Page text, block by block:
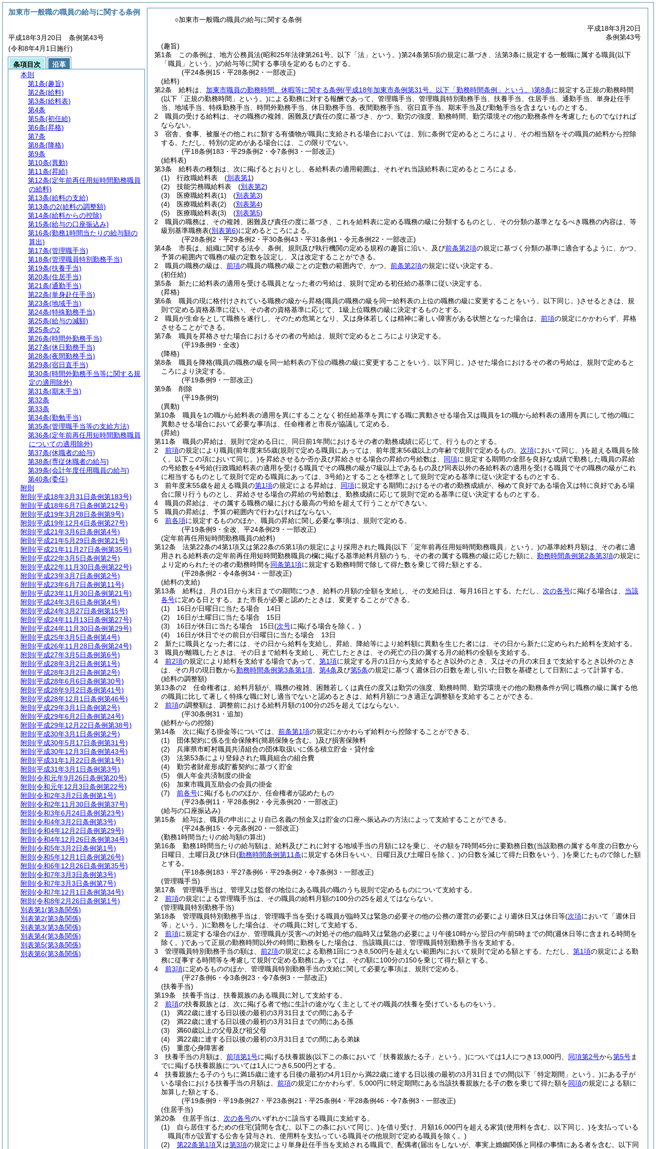
○加東市一般職の職員の給与に関する条例
平成18年3月20日
条例第43号
(趣旨)
第1条
この条例は、地方公務員法(昭和25年法律第261号。以下「法」という。)第24条第5項の規定に基づき、法第3条に規定する一般職に属する職員(以下
「職員」という。)の給与等に関する事項を定めるものとする。
(平24条例15・平28条例2・一部改正)
(給料)
第2条
給料は、 加東市職員の勤務時間、休暇等に関する条例(平成18年加東市条例第31号。以下「勤務時間条例」という。)第8条に規定する正規の勤務時間
(以下「正規の勤務時間」という。)による勤務に対する報酬であって、管理職手当、管理職員特別勤務手当、扶養手当、住居手当、通勤手当、単身赴任手
当、地域手当、特殊勤務手当、時間外勤務手当、休日勤務手当、夜間勤務手当、宿日直手当、期末手当及び勤勉手当を含まないものとする。
2
職員の受ける給料は、その職務の複雑、困難及び責任の度に基づき、かつ、勤労の強度、勤務時間、勤労環境その他の勤務条件を考慮したものでなければ
ならない。
3
宿舎、食事、被服その他これに類する有価物が職員に支給される場合においては、別に条例で定めるところにより、その相当額をその職員の給料から控除
する。 ただし、特別の定めがある場合には、この限りでない。
(平18条例183・平29条例2・令7条例3・一部改正)
(給料表)
第3条
給料表の種類は、次に掲げるとおりとし、各給料表の適用範囲は、それぞれ当該給料表に定めるところによる。
(1)
行政職給料表 (別表第1)
(2)
技能労務職給料表 (別表第2)
(3)
医療職給料表(1) (別表第3)
(4)
医療職給料表(2) (別表第4)
(5)
医療職給料表(3) (別表第5)
2
職員の職務は、その複雑、困難及び責任の度に基づき、これを給料表に定める職務の級に分類するものとし、その分類の基準となるべき職務の内容は、等
級別基準職務表(別表第6)に定めるところによる。
(平28条例2・平29条例2・平30条例43・平31条例1・令元条例22・一部改正)
第4条
市長は、組織に関する法令、条例、規則及び執行機関の定める規程の趣旨に沿い、及び前条第2項の規定に基づく分類の基準に適合するように、かつ、
予算の範囲内で職務の級の定数を設定し、又は改定することができる。
2
職員の職務の級は、 前項の職員の職務の級ごとの定数の範囲内で、かつ、 前条第2項の規定に従い決定する。
(初任給)
第5条
新たに給料表の適用を受ける職員となった者の号給は、規則で定める初任給の基準に従い決定する。
(昇格)
第6条
職員の現に格付けされている職務の級から昇格(職員の職務の級を同一給料表の上位の職務の級に変更することをいう。以下同じ。)させるときは、規
則で定める資格基準に従い、その者の資格基準に応じて、1級上位職務の級に決定するものとする。
2
職員が生命をとして職務を遂行し、そのため危篤となり、又は身体若しくは精神に著しい障害がある状態となった場合は、 前項の規定にかかわらず、昇格
させることができる。
第7条
職員を昇格させた場合におけるその者の号給は、規則で定めるところにより決定する。
(平19条例9・全改)
(降格)
第8条
職員を降格(職員の職務の級を同一給料表の下位の職務の級に変更することをいう。以下同じ。)させた場合におけるその者の号給は、規則で定めると
ころにより決定する。
(平19条例9・一部改正)
第9条
削除
(平19条例9)
(異動)
第10条
職員を1の職から給料表の適用を異にすることなく初任給基準を異にする職に異動させる場合又は職員を1の職から給料表の適用を異にして他の職に
異動させる場合において必要な事項は、任命権者と市長が協議して定める。
(昇給)
第11条
職員の昇給は、規則で定める日に、同日前1年間におけるその者の勤務成績に応じて、行うものとする。
2
前項の規定により職員(前年度末55歳(規則で定める職員にあっては、前年度末56歳以上の年齢で規則で定めるもの。 次項において同じ。)を超える職員を除
く。以下この項において同じ。)を昇給させるか否か及び昇給させる場合の昇給の号給数は、 同項に規定する期間の全部を良好な成績で勤務した職員の昇給
の号給数を4号給(行政職給料表の適用を受ける職員でその職務の級が7級以上であるもの及び同表以外の各給料表の適用を受ける職員でその職務の級がこれ
に相当するものとして規則で定める職員にあっては、3号給)とすることを標準として規則で定める基準に従い決定するものとする。
3
前年度末55歳を超える職員の第1項の規定による昇給は、 同項に規定する期間におけるその者の勤務成績が、極めて良好である場合又は特に良好である場
合に限り行うものとし、昇給させる場合の昇給の号給数は、勤務成績に応じて規則で定める基準に従い決定するものとする。
4
職員の昇給は、その属する職務の級における最高の号給を超えて行うことができない。
5
職員の昇給は、予算の範囲内で行わなければならない。
6
前各項に規定するもののほか、職員の昇給に関し必要な事項は、規則で定める。
(平19条例9・全改、平24条例29・一部改正)
(定年前再任用短時間勤務職員の給料)
第12条
法第22条の4第1項又は第22条の5第1項の規定により採用された職員(以下「定年前再任用短時間勤務職員」という。)の基準給料月額は、その者に適
用される給料表の定年前再任用短時間勤務職員の欄に掲げる基準給料月額のうち、その者の属する職務の級に応じた額に、 勤務時間条例第2条第3項の規定に
より定められたその者の勤務時間を同条第1項に規定する勤務時間で除して得た数を乗じて得た額とする。
(平28条例2・令4条例34・一部改正)
(給料の支給)
第13条
給料は、月の1日から末日までの期間につき、給料の月額の全額を支給し、その支給日は、毎月16日とする。 ただし、 次の各号に掲げる場合は、 当該
各号に定める日とする。
また市長が必要と認めたときは、変更することができる。
(1)
16日が日曜日に当たる場合 14日
(2)
16日が土曜日に当たる場合 15日
(3)
16日が休日に当たる場合 15日(次号に掲げる場合を除く。)
(4)
16日が休日でその前日が日曜日に当たる場合 13日
2
新たに職員となった者には、その日から給料を支給し、昇給、降給等により給料額に異動を生じた者には、その日から新たに定められた給料を支給する。
3
職員が離職したときは、その日まで給料を支給し、死亡したときは、その死亡の日の属する月の給料の全額を支給する。
4
前2項の規定により給料を支給する場合であって、 第1項に規定する月の1日から支給するとき以外のとき、又はその月の末日まで支給するとき以外のとき
は、その月の現日数から勤務時間条例第3条第1項 第4条及び第5条の規定に基づく週休日の日数を差し引いた日数を基礎として日割によって計算する。
(給料の調整額)
第13条の2
任命権者は、給料月額が、職務の複雑、困難若しくは責任の度又は勤労の強度、勤務時間、勤労環境その他の勤務条件が同じ職務の級に属する他
の職員に比して著しく特殊な職に対し適当でないと認めるときは、給料月額につき適正な調整額を支給することができる。
2
前項の調整額は、調整前における給料月額の100分の25を超えてはならない。
(平30条例31・追加)
(給料からの控除)
第14条
次に掲げる掛金等については、 前条第1項の規定にかかわらず給料から控除することができる。
(1)
団体契約に係る生命保険料(簡易保険を含む。)及び損害保険料
(2)
兵庫県市町村職員共済組合の団体取扱いに係る積立貯金・貸付金
(3)
法第53条により登録された職員組合の組合費
(4)
勤労者財産形成貯蓄契約に基づく貯金
(5)
個人年金共済制度の掛金
(6)
加東市職員互助会の会員の掛金
(7)
前各号に掲げるもののほか、任命権者が認めたもの
(平23条例11・平28条例2・令元条例20・一部改正)
(給与の口座振込み)
第15条
給与は、職員の申出により自己名義の預金又は貯金の口座へ振込みの方法によって支給することができる。
(平24条例15・令元条例20・一部改正)
(勤務1時間当たりの給与額の算出)
第16条
勤務1時間当たりの給与額は、給料及びこれに対する地域手当の月額に12を乗じ、その額を7時間45分に要勤務日数(当該勤務の属する年度の日数から
日曜日、土曜日及び休日(勤務時間条例第11条に規定する休日をいい、日曜日及び土曜日を除く。)の日数を減じて得た日数をいう。)を乗じたもので除した額
とする。
(平18条例183・平27条例6・平29条例2・令7条例3・一部改正)
(管理職手当)
第17条
管理職手当は、管理又は監督の地位にある職員の職のうち規則で定めるものについて支給する。
2
前項の規定による管理職手当は、その職員の給料月額の100分の25を超えてはならない。
(管理職員特別勤務手当)
第18条
管理職員特別勤務手当は、管理職手当を受ける職員が臨時又は緊急の必要その他の公務の運営の必要により週休日又は休日等(次項において「週休日
等」という。)に勤務をした場合は、その職員に対して支給する。
2
前項に規定する場合のほか、管理職員が災害への対処その他の臨時又は緊急の必要により午後10時から翌日の午前5時までの間(週休日等に含まれる時間を
除く。)であって正規の勤務時間以外の時間に勤務をした場合は、当該職員には、管理職員特別勤務手当を支給する。
3
管理職員特別勤務手当の額は、 前2項の規定による勤務1回につき8,500円を超えない範囲内において規則で定める額とする。 ただし、 第1項の規定による勤
務に従事する時間等を考慮して規則で定める勤務にあっては、その額に100分の150を乗じて得た額とする。
4
前3項に定めるもののほか、管理職員特別勤務手当の支給に関して必要な事項は、規則で定める。
(平27条例6・令3条例23・令7条例3・一部改正)
(扶養手当)
第19条
扶養手当は、扶養親族のある職員に対して支給する。
2
前項の扶養親族とは、次に掲げる者で他に生計の途がなく主としてその職員の扶養を受けているものをいう。
(1)
満22歳に達する日以後の最初の3月31日までの間にある子
(2)
満22歳に達する日以後の最初の3月31日までの間にある孫
(3)
満60歳以上の父母及び祖父母
(4)
満22歳に達する日以後の最初の3月31日までの間にある弟妹
(5)
重度心身障害者
3
扶養手当の月額は、 前項第1号に掲げる扶養親族(以下この条において「扶養親族たる子」という。)については1人につき13,000円、 同項第2号から第5号ま
でに掲げる扶養親族については1人につき6,500円とする。
4
扶養親族たる子のうちに満15歳に達する日後の最初の4月1日から満22歳に達する日以後の最初の3月31日までの間(以下「特定期間」という。)にある子が
いる場合における扶養手当の月額は、 前項の規定にかかわらず、5,000円に特定期間にある当該扶養親族たる子の数を乗じて得た額を同項の規定による額に
加算した額とする。
(平19条例9・平19条例27・平23条例21・平25条例4・平28条例46・令7条例3・一部改正)
(住居手当)
第20条
住居手当は、 次の各号のいずれかに該当する職員に支給する。
(1)
自ら居住するための住宅(貸間を含む。以下この条において同じ。)を借り受け、月額16,000円を超える家賃(使用料を含む。以下同じ。)を支払っている
職員(市が設置する公舎を貸与され、使用料を支払っている職員その他規則で定める職員を除く。)
(2)
第22条第1項又は第3項の規定により単身赴任手当を支給される職員で、配偶者(届出をしないが、事実上婚姻関係と同様の事情にある者を含む。以下同
加東市一般職の職員の給与に関する条例
平成18年3月20日 条例第43号
(令和8年4月1日施行)
条項目次
沿革
本則
第1条(趣旨)
第2条(給料)
第3条(給料表)
第4条
第5条(初任給)
第6条(昇格)
第7条
第8条(降格)
第9条
第10条(異動)
第11条(昇給)
第12条(定年前再任用短時間勤務職員
の給料)
第13条(給料の支給)
第13条の2(給料の調整額)
第14条(給料からの控除)
第15条(給与の口座振込み)
第16条(勤務1時間当たりの給与額の
算出)
第17条(管理職手当)
第18条(管理職員特別勤務手当)
第19条(扶養手当)
第20条(住居手当)
第21条(通勤手当)
第22条(単身赴任手当)
第23条(地域手当)
第24条(特殊勤務手当)
第25条(給与の減額)
第25条の2
第26条(時間外勤務手当)
第27条(休日勤務手当)
第28条(夜間勤務手当)
第29条(宿日直手当)
第30条(時間外勤務手当等に関する規
定の適用除外)
第31条(期末手当)
第32条
第33条
第34条(勤勉手当)
第35条(管理職手当等の支給方法)
第36条(定年前再任用短時間勤務職員
についての適用除外)
第37条(休職者の給与)
第38条(専従休職者の給与)
第39条(会計年度任用職員の給与)
第40条(委任)
附則
附則 (平成18年3月31日条例第183号)
附則 (平成18年6月7日条例第212号)
附則 (平成19年3月28日条例第9号)
附則 (平成19年12月4日条例第27号)
附則 (平成21年3月6日条例第4号)
附則 (平成21年5月29日条例第21号)
附則 (平成21年11月27日条例第35号)
附則 (平成22年3月5日条例第2号)
附則 (平成22年11月30日条例第22号)
附則 (平成23年3月7日条例第2号)
附則 (平成23年6月7日条例第11号)
附則 (平成23年11月30日条例第21号)
附則 (平成24年3月6日条例第4号)
附則 (平成24年3月27日条例第15号)
附則 (平成24年11月13日条例第27号)
附則 (平成24年11月30日条例第29号)
附則 (平成25年3月5日条例第4号)
附則 (平成26年11月28日条例第24号)
附則 (平成27年3月5日条例第6号)
附則 (平成28年3月2日条例第1号)
附則 (平成28年3月2日条例第2号)
附則 (平成28年6月6日条例第30号)
附則 (平成28年9月2日条例第41号)
附則 (平成28年12月1日条例第46号)
附則 (平成29年3月1日条例第2号)
附則 (平成29年6月2日条例第24号)
附則 (平成29年12月22日条例第38号)
附則 (平成30年3月1日条例第2号)
附則 (平成30年5月17日条例第31号)
附則 (平成30年12月3日条例第43号)
附則 (平成31年1月22日条例第1号)
附則 (平成31年3月1日条例第3号)
附則 (令和元年9月26日条例第20号)
附則 (令和元年12月3日条例第22号)
附則 (令和2年3月2日条例第1号)
附則 (令和2年11月30日条例第37号)
附則 (令和3年6月24日条例第23号)
附則 (令和4年3月2日条例第3号)
附則 (令和4年12月2日条例第29号)
附則 (令和4年12月26日条例第34号)
附則 (令和5年3月2日条例第1号)
附則 (令和5年12月1日条例第26号)
附則 (令和6年12月26日条例第35号)
附則 (令和7年3月3日条例第3号)
附則 (令和7年3月3日条例第7号)
附則 (令和7年12月1日条例第34号)
附則 (令和8年2月26日条例第1号)
別表第1(第3条関係)
別表第2(第3条関係)
別表第3(第3条関係)
別表第4(第3条関係)
別表第5(第3条関係)
別表第6(第3条関係)